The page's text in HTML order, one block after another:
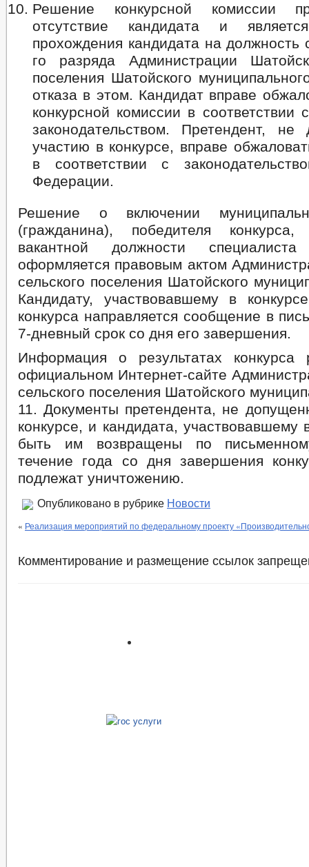
Решение конкурсной комиссии
отсутствие кандидата и
прохождения кандидата на должность
го разряда Администрации
поселения Шатойского
отказа в этом. Кандидат вправе
конкурсной комиссии в соответствии
законодательством. Претендент,
участию в конкурсе, вправе
в соответствии с
Федерации.
Решение о включении
(гражданина), победителя
вакантной должности
оформляется правовым актом
сельского поселения Шатойского
Кандидату, участвовавшему в
конкурса направляется сообщение в
7-дневный срок со дня его завершения.
Информация о результатах конкурса
официальном Интернет-сайте
сельского поселения Шатойского
11. Документы претендента, не
конкурсе, и кандидата, участвовавшему
быть им возвращены по
течение года со дня завершения
подлежат уничтожению.
Опубликовано в рубрике Новости
« Реализация мероприятий по федеральному проекту
Комментирование и размещение ссылок